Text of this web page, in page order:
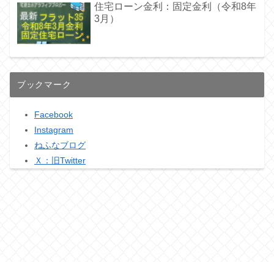
住宅ローン金利：固定金利（令和8年
3月）
ブックマーク
Facebook
Instagram
ねふなブログ
Ｘ：旧Twitter